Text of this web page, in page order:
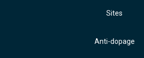
Sites
Anti-dopage